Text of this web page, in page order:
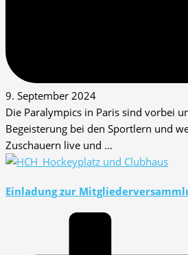
9. September 2024
Die Paralympics in Paris sind vorbei
Begeisterung bei den Sportlern und
Zuschauern live und ...
Einladung zur